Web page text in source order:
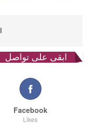
ابقى على تواصل
Facebook
Likes